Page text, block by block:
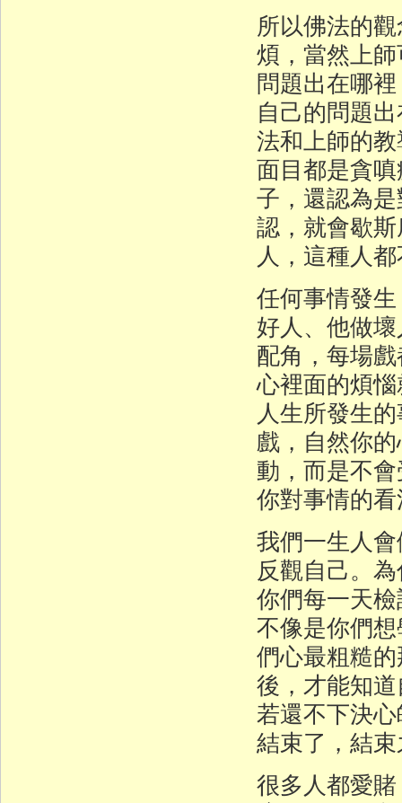
所以佛法的
煩，當然上
問題出在哪
自己的問題
法和上師的
面目都是貪
子，還認為
認，就會歇
人，這種人
任何事情發
好人、他做
配角，每場
心裡面的煩
人生所發生
戲，自然你
動，而是不
你對事情的
我們一生人
反觀自己。
你們每一天
不像是你們
們心最粗糙
後，才能知
若還不下決
結束了，結
很多人都愛